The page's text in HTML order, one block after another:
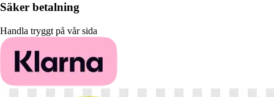
Säker betalning
Handla tryggt på vår sida